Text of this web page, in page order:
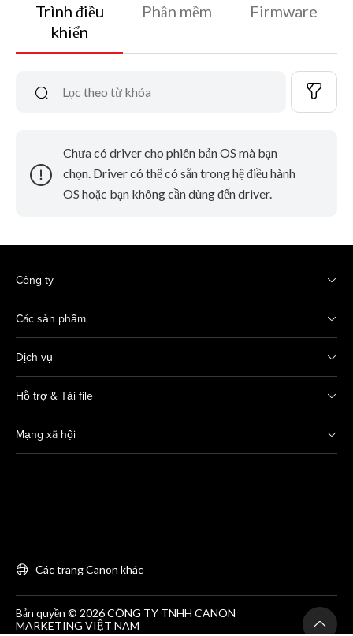
Trình điều
khiển
Phần mềm Firmware
Chưa có driver cho phiên bản OS mà bạn
chọn. Driver có thể có sẵn trong hệ điều hành
OS hoặc bạn không cần dùng đến driver.
Công ty
Các sản phẩm
Dịch vụ
Hỗ trợ & Tải file
Mạng xã hội
Các trang Canon khác
Bản quyền © 2026 CÔNG TY TNHH CANON
MARKETING VIỆT NAM